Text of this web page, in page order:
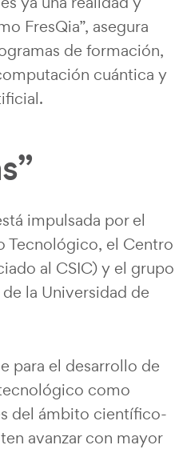
FresQia”, asegura
de formación,
cuántica y
impulsada por el
Tecnológico, el Centro
al CSIC) y el grupo
la Universidad de
para el desarrollo de
como
del ámbito científico-
avanzar con mayor